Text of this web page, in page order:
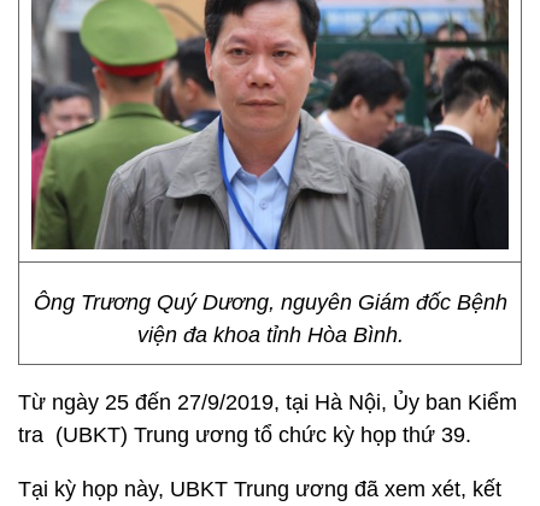
Ông Trương Quý Dương, nguyên Giám đốc Bệnh
viện đa khoa tỉnh Hòa Bình.
Từ ngày 25 đến 27/9/2019, tại Hà Nội, Ủy ban Kiểm
tra (UBKT) Trung ương tổ chức kỳ họp thứ 39.
Tại kỳ họp này, UBKT Trung ương đã xem xét, kết